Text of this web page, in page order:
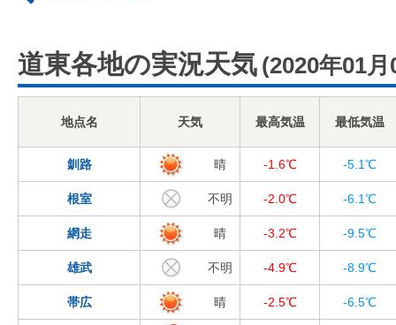
道東各地の実況天気 (2020年01月
地点名 天気 最高気温 最低気温
釧路 晴 -1.6℃ -5.1℃
根室 不明 -2.0℃ -6.1℃
網走 晴 -3.2℃ -9.5℃
雄武 不明 -4.9℃ -8.9℃
帯広 晴 -2.5℃ -6.5℃